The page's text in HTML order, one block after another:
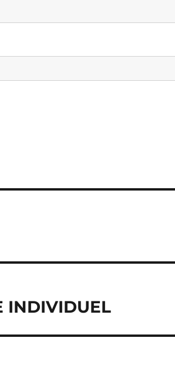
INDIVIDUEL